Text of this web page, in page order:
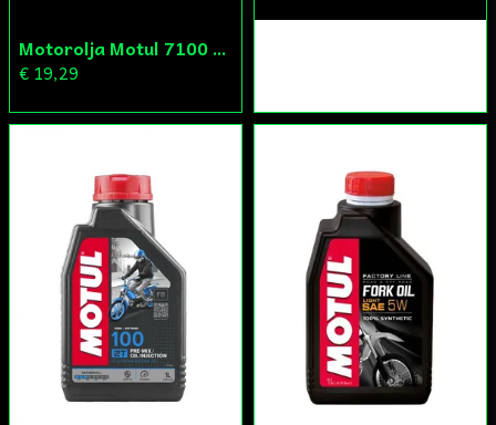
Motorolja Motul 7100 4T 10W-40 1L
€ 19,29